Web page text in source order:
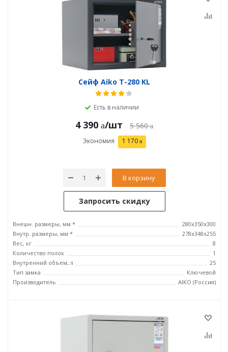
Сейф Aiko T-280 KL
Есть в наличии
4 390 /шт 5 560
Экономия 1 170
В корзину
Запросить скидку
Внешн. размеры, мм *
280x350x300
Внутр. размеры, мм *
278x348x255
Вес, кг
8
Количество полок
1
Внутренний объем, л
25
Тип замка
Ключевой
Производитель
AIKO (Россия)